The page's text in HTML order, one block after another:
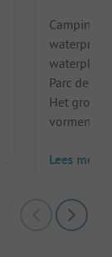
Camping
waterpret
Parc de
Het grote
vormen,
Lees meer